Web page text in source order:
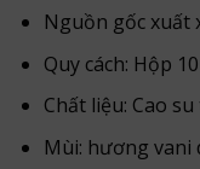
Nguồn gốc xuất
Quy cách: Hộp
Chất liệu: Cao
Mùi: hương vani